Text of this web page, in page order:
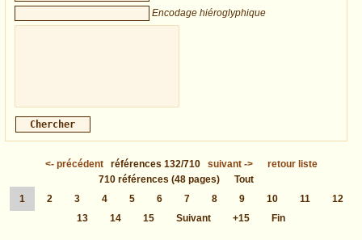
Encodage hiéroglyphique
<- précédent références 132/710 suivant->
retour liste
710 références (48 pages)
Tout
1
2 3 4 5 6 7 8 9 10 11
12
13
14 15 Suivant +15 Fin